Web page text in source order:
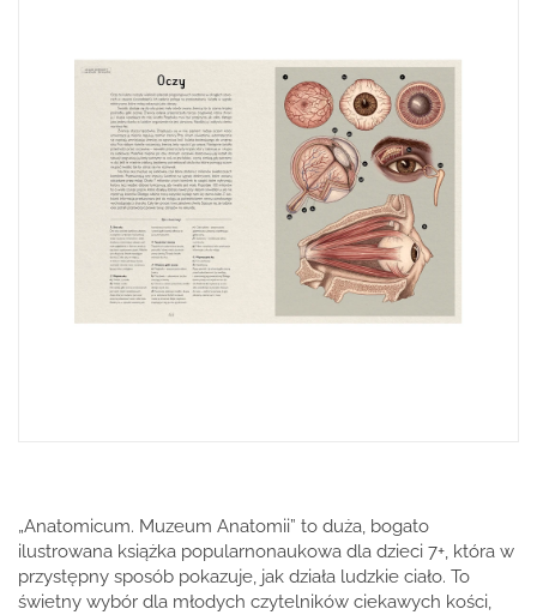
„Anatomicum. Muzeum Anatomii” to duża, bogato
ilustrowana książka popularnonaukowa dla dzieci 7+, która w
przystępny sposób pokazuje, jak działa ludzkie ciało. To
świetny wybór dla młodych czytelników ciekawych kości,